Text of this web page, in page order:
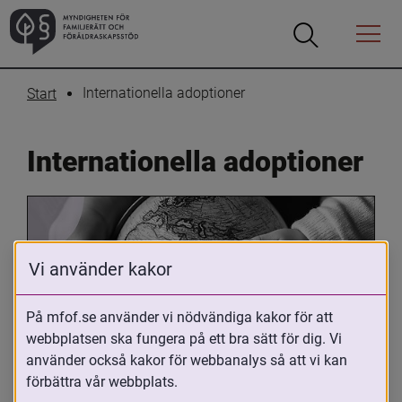
Öppna
Öppna
Menyn
Start Internationella adoptioner
Internationella adoptioner
Oavsett om du är adopterad,
adoptivförälder eller arbetar med
Vi använder kakor
På mfof.se använder vi nödvändiga kakor för att
webbplatsen ska fungera på ett bra sätt för dig. Vi
använder också kakor för webbanalys så att vi kan
förbättra vår webbplats.